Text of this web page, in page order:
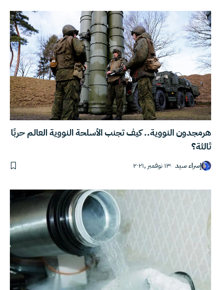
هرمجدون النووية.. كيف تجنب الأسلحة النووية العالم حربًا
ثالثة؟
إسراء سيد ١٣ نوفمبر ,٢٠٢١